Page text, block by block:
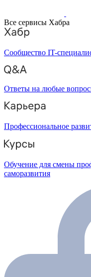
Все сервисы Хабра
Сообщество IT-
Ответы на любые
Профессиональное
Обучение для смены
саморазвития